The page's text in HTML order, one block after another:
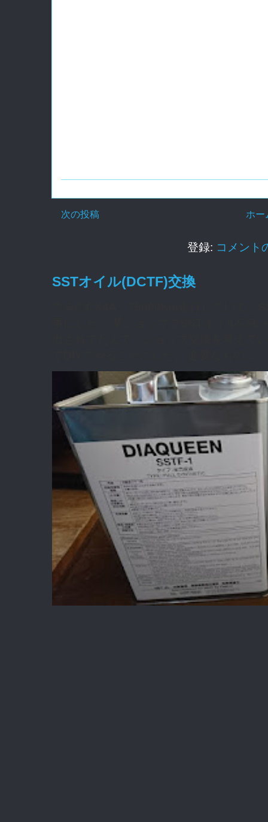
次の投稿 ホー
登録: コメント
SSTオイル(DCTF)交換